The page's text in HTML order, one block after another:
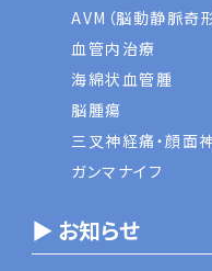
AVM（脳動静脈奇形
血管内治療
海綿状血管腫
脳腫瘍
三叉神経痛・顔面
ガンマナイフ
▶ お知らせ